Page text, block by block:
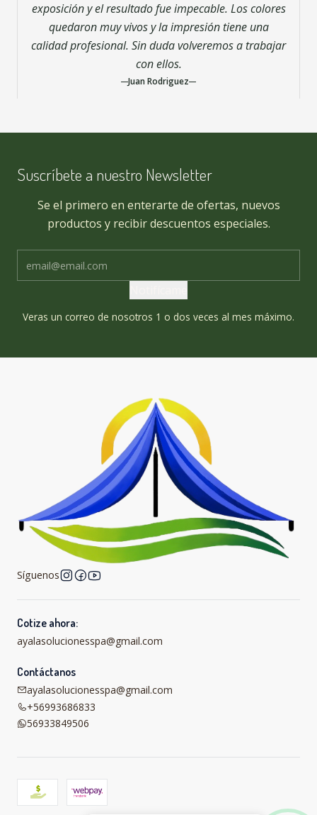
exposición y el resultado fue impecable. Los colores
quedaron muy vivos y la impresión tiene una
calidad profesional. Sin duda volveremos a trabajar
con ellos.
Juan Rodriguez
Suscríbete a nuestro Newsletter
Se el primero en enterarte de ofertas, nuevos
productos y recibir descuentos especiales.
Veras un correo de nosotros 1 o dos veces al mes máximo.
Síguenos
Cotize ahora:
ayalasolucionesspa@gmail.com
Contáctanos
ayalasolucionesspa@gmail.com
+56993686833
56933849506